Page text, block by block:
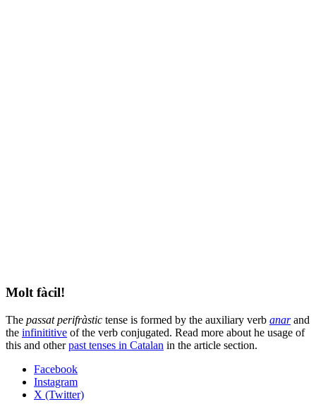
Molt fàcil!
The passat perifràstic tense is formed by the auxiliary verb anarand
the infinititive of the verb conjugated. Read more about he usage of
this and otherpast tenses in Catalan in the article section.
Facebook
Instagram
X (Twitter)